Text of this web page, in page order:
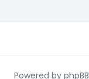
Powered by phpBB